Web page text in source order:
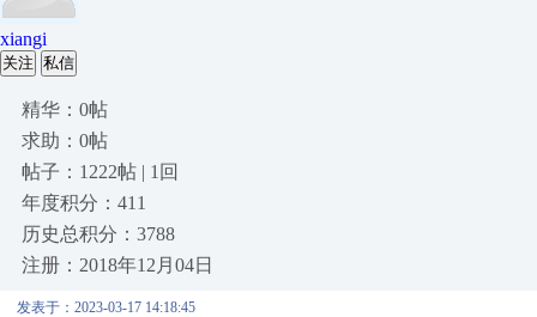
xiangi
关注 私信
精华：0帖
求助：0帖
帖子：1222帖 | 1回
年度积分：411
历史总积分：3788
注册：2018年12月04日
发表于：2023-03-17 14:18:45